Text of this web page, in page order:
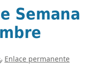
Semana
Enlace permanente